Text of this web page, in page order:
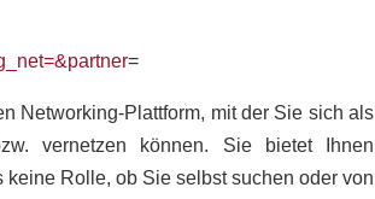
=
Networking-Plattform, mit der Sie sich als
vernetzen können. Sie bietet Ihnen
Rolle, ob Sie selbst suchen oder von